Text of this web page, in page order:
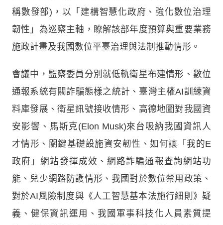
稱數發部)，以「建構智慧化政府、強化數位治理
韌性」為巡察主軸，瞭解該部年度預算與重要業務
施政計畫及我國數位平臺治理與法制推動情形。
會議中，監察委員分別就低軌衛星布建情形、數位
通報系統有關詐騙態樣之統計、臺灣主權AI訓練資
料庫發展、衛星訊號接收情形、高德地圖對我國資
安影響、馬斯克(Elon Musk)來台吸納我國資訊人
才情形、關鍵基礎設施資安韌性、如何讓「我的E
政府」網站發揮成效、網路詐騙通報查詢網站功
能、兒少網路防護情形、我國對於數位禁用政策、
對於AI風險制度與《人工智慧基本法施行細則》疑
義、健保資訊運用、我國軍事科技化人員素質提